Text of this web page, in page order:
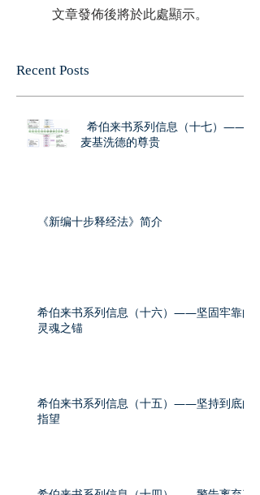
文章發佈後將於此處顯示。
Recent Posts
希伯来书系列信息（十七）——
麦基洗德的尊贵
《新编十步释经法》简介
希伯来书系列信息（十六）——坚固牢靠的
灵魂之锚
希伯来书系列信息（十五）——坚持到底的
指望